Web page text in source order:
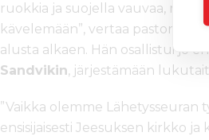
ruokkia ja suojella vauvaa,
kävelemään”, vertaa pastori
alusta alkaen. Hän osallistui jo
Sandvikin, järjestämään
”Vaikka olemme
ensisijaisesti Jeesuksen kirkko